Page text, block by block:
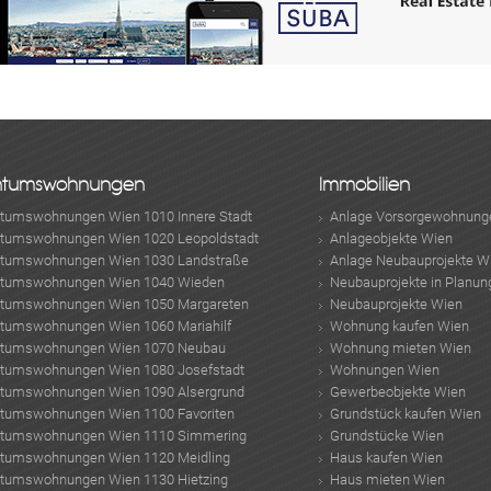
]
tätig.
Wien 1010 Innere Stadt
Wien 1020 Leopoldstadt
Wien 1030 Landstraße
Wien 1040 Wieden
Wien 1050 Margareten
Wien 1060 Mariahilf
Wien 1070 Neubau
Wien 1080 Josefstadt
Wien 1090 Alsergrund
Wien 1100 Favoriten
Wien 1110 Simmering
Wien 1120 Meidling
Wien 1130 Hietzing
Immobilien
Anlage
Anlageobjekte Wien
Anlage Neubauprojekte
Neubauprojekte in
Neubauprojekte Wien
Wohnung kaufen Wien
Wohnung mieten Wien
Wohnungen Wien
Gewerbeobjekte Wien
Grundstück kaufen Wien
Grundstücke Wien
Haus kaufen Wien
Haus mieten Wien